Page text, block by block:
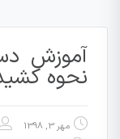
نحوه
مهر 3, 1398